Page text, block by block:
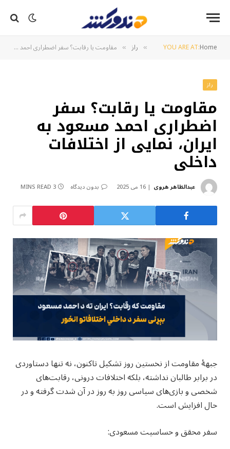
YOU ARE AT:Home
» راز » مقاومت یا رقابت؟ سفر اضطراری احمد مسعود به ایران، نمایی از اختلافات داخلی
راز
مقاومت یا رقابت؟ سفر
اضطراری احمد مسعود به
ایران، نمایی از اختلافات
داخلی
عبدالظاهر هروی 16 می 2025 بدون دیدگاه 3 MINS READ
جبهه‌ٔ مقاومت از نخستین روز تشکیل تاکنون، نه‌ تنها دستاوردی
در برابر طالبان نداشته، بلکه اختلافات درونی، رقابت‌های
شخصی و بازی‌های سیاسی روز به‌ روز در آن شدت گرفته‌ و در
حال افزایش است.
سفر محقق و حساسیت مسعودی: